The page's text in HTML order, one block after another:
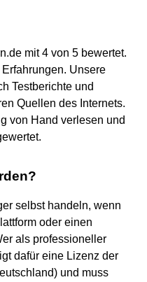
mit 4 von 5 bewertet.
Unsere
Testberichte und
Quellen des Internets.
von Hand verlesen und
selbst handeln, wenn
oder einen
als professioneller
dafür eine Lizenz der
und muss